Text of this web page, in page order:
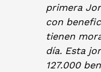
primera
con
tienen
día. Esta
127.000